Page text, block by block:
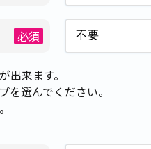
必須
出来ます。
選んでください。